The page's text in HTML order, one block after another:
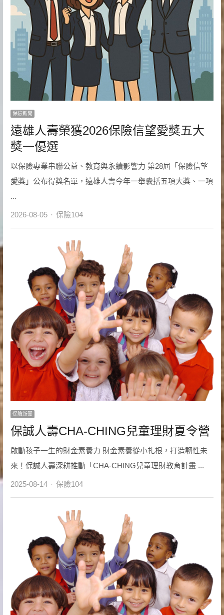
保險新聞
遠雄人壽榮獲2026保險信望愛獎五大
獎一優選
以保險專業串聯公益、教育與永續影響力 第28屆「保險信望
愛獎」公布得獎名單，遠雄人壽今年一舉囊括五項大獎、一項
...
2026-08-05 Author
保險104
保險新聞
保誠人壽CHA-CHING兒童理財夏令營
啟動孩子一生的財金素養力 財金素養從小扎根，打造韌性未
來！保誠人壽深耕推動「CHA-CHING兒童理財教育計畫 ...
2025-08-14 Author
保險104